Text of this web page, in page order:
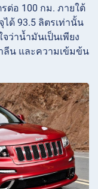
ต่อ 100 กม. ภายใต้
ได้ 93.5 ลิตรเท่านั้น
ว่าน้ำมันเป็นเพียง
ลีน และความเข้มข้น